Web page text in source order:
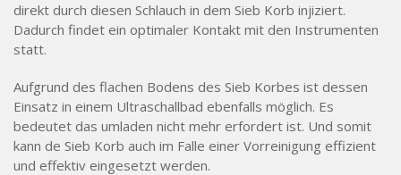
direkt durch diesen Schlauch in dem Sieb Korb injiziert.
Dadurch findet ein optimaler Kontakt mit den Instrumenten
statt.
Aufgrund des flachen Bodens des Sieb Korbes ist dessen
Einsatz in einem Ultraschallbad ebenfalls möglich. Es
bedeutet das umladen nicht mehr erfordert ist. Und somit
kann de Sieb Korb auch im Falle einer Vorreinigung effizient
und effektiv eingesetzt werden.